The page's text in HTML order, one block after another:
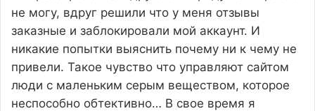
не могу, вдруг решили что у меня отзывы
заказные и заблокировали мой аккаунт. И
никакие попытки выяснить почему ни к чему не
привели. Такое чувство что управляют сайтом
люди с маленьким серым веществом, которое
неспособно обтективно… В свое время я